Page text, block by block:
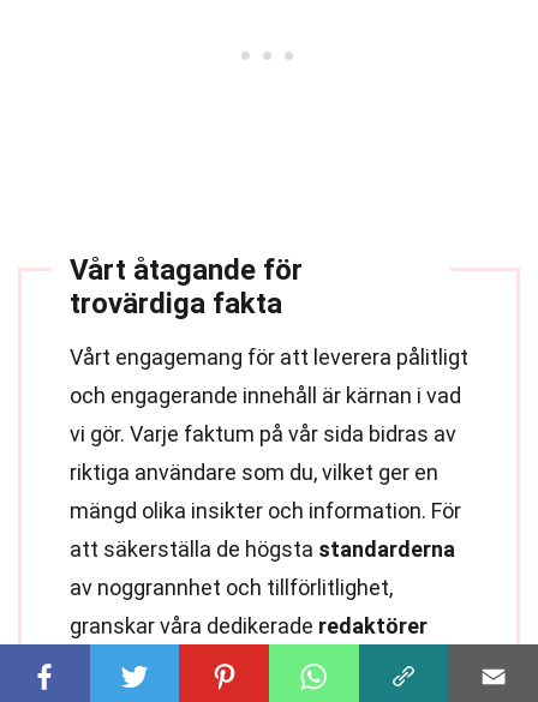
Vårt åtagande för
trovärdiga fakta
Vårt engagemang för att leverera pålitligt
och engagerande innehåll är kärnan i vad
vi gör. Varje faktum på vår sida bidras av
riktiga användare som du, vilket ger en
mängd olika insikter och information. För
att säkerställa de högsta standarderna
av noggrannhet och tillförlitlighet,
granskar våra dedikerade redaktörer
noggrant varje inskickning. Denna